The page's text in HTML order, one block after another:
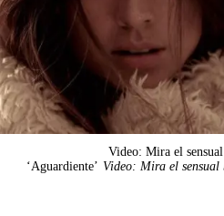
Video: Mira el
‘Aguardiente’ Video: Mira el